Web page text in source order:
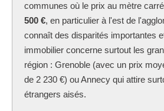
communes où le prix au mètre carré
500 €, en particulier à l'est de
connaît des disparités importantes
immobilier concerne surtout les
région : Grenoble (avec un prix
de 2 230 €) ou Annecy qui attire
étrangers aisés.